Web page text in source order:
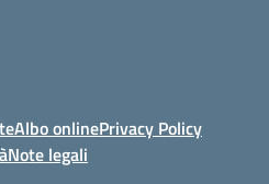
Albo onlinePrivacy Policy
Note legali